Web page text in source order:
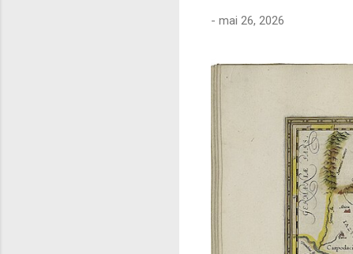
- mai 26, 2026